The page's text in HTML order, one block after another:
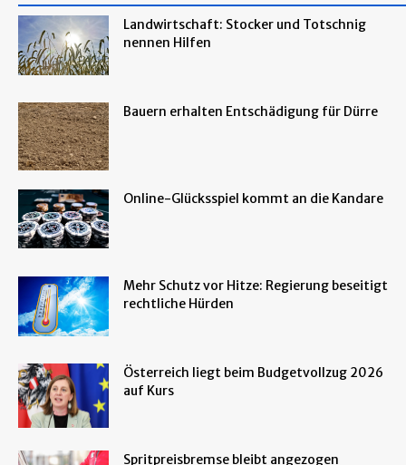
Landwirtschaft: Stocker und Totschnig
nennen Hilfen
Bauern erhalten Entschädigung für Dürre
Online-Glücksspiel kommt an die Kandare
Mehr Schutz vor Hitze: Regierung beseitigt
rechtliche Hürden
Österreich liegt beim Budgetvollzug 2026
auf Kurs
Spritpreisbremse bleibt angezogen